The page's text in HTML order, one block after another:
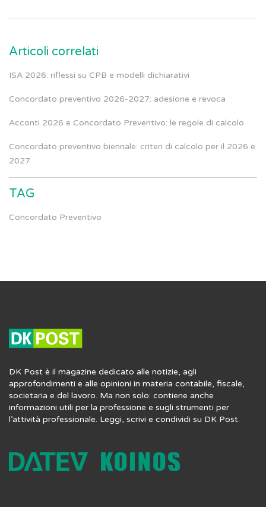
Articoli correlati
ISA 2026: riflessi su CPB e modelli dichiarativi
Concordato preventivo 2026-2027: adesione e revoca
Acconti 2026 e Concordato Preventivo: le regole di calcolo
Concordato preventivo biennale: criteri di calcolo per il 2026 e
2027
TAG
Concordato Preventivo
DK Post è il magazine dedicato alle notizie, agli
approfondimenti e alle opinioni in materia contabile, fiscale,
societaria e del lavoro. Ma non solo: contiene anche
informazioni utili per la professione e sugli strumenti per
l’attività professionale. Leggi, scrivi e condividi su DK Post.